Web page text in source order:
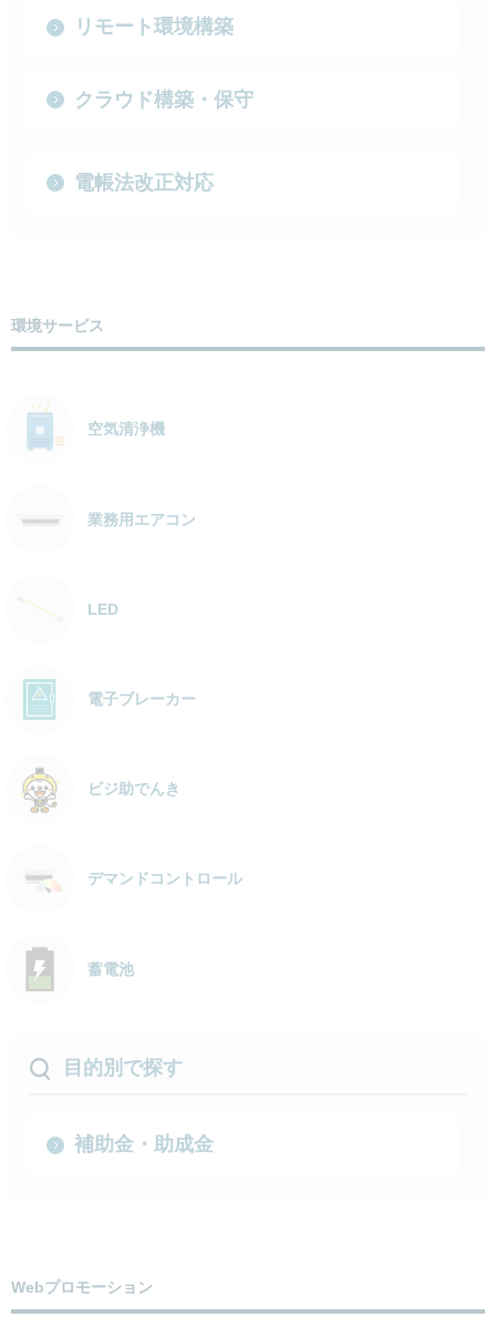
リモート環境構築
クラウド構築・保守
電帳法改正対応
環境サービス
空気清浄機
業務用エアコン
LED
電子ブレーカー
ビジ助でんき
デマンドコントロール
蓄電池
目的別で探す
補助金・助成金
Webプロモーション